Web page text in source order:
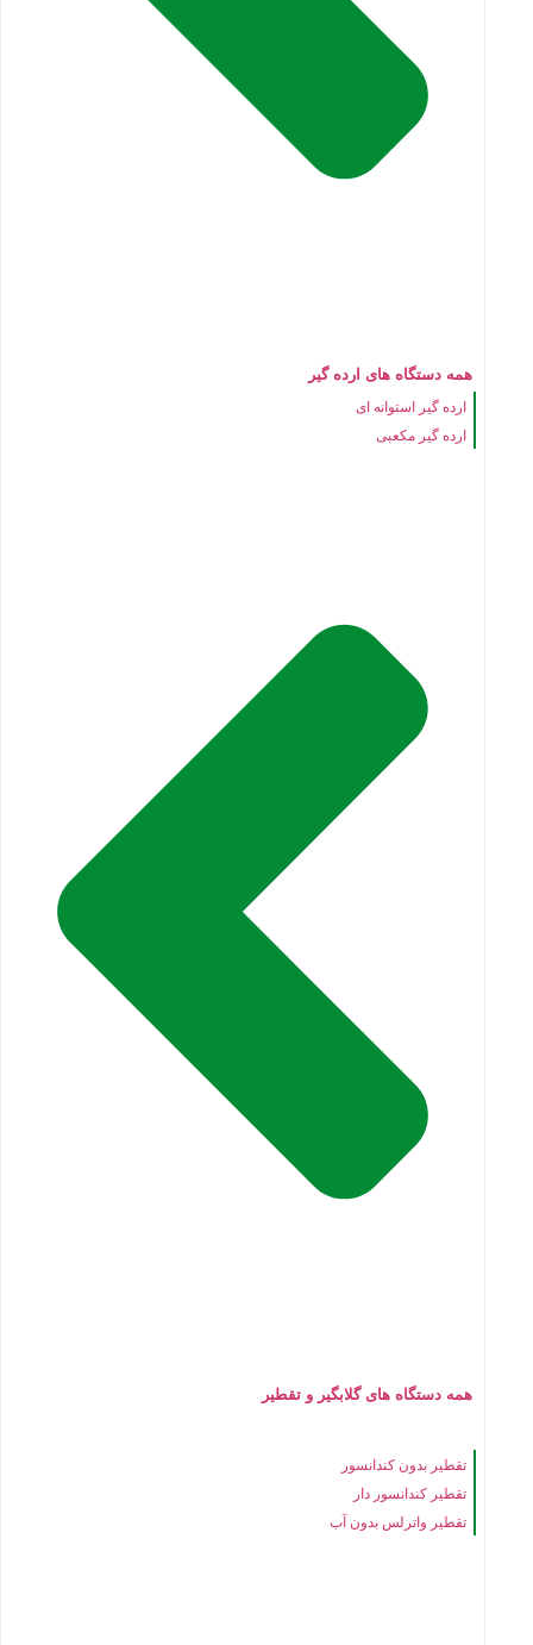
همه دستگاه های ارده گیر
ارده گیر استوانه ای
ارده گیر مکعبی
همه دستگاه های گلابگیر و تقطیر
تقطیر بدون کندانسور
تقطیر کندانسور دار
تقطیر واترلس بدون آب